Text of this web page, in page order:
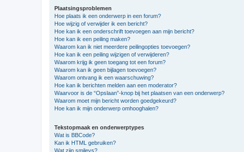
Plaatsingsproblemen
Hoe plaats ik een onderwerp in een forum?
Hoe wijzig of verwijder ik een bericht?
Hoe kan ik een onderschrift toevoegen aan mijn bericht?
Hoe kan ik een peiling maken?
Waarom kan ik niet meerdere peilingopties toevoegen?
Hoe kan ik een peiling wijzigen of verwijderen?
Waarom krijg ik geen toegang tot een forum?
Waarom kan ik geen bijlagen toevoegen?
Waarom ontvang ik een waarschuwing?
Hoe kan ik berichten melden aan een moderator?
Waarvoor is de “Opslaan”-knop bij het plaatsen van een onderwerp?
Waarom moet mijn bericht worden goedgekeurd?
Hoe kan ik mijn onderwerp omhooghalen?
Tekstopmaak en onderwerptypes
Wat is BBCode?
Kan ik HTML gebruiken?
Wat zijn smileys?